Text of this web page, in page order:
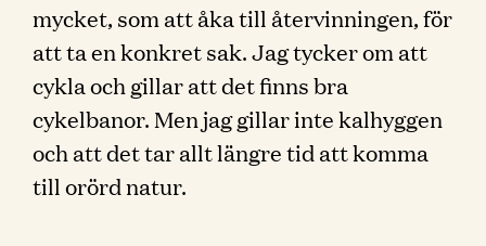
mycket, som att åka till återvinningen, för
att ta en konkret sak. Jag tycker om att
cykla och gillar att det finns bra
cykelbanor. Men jag gillar inte kalhyggen
och att det tar allt längre tid att komma
till orörd natur.